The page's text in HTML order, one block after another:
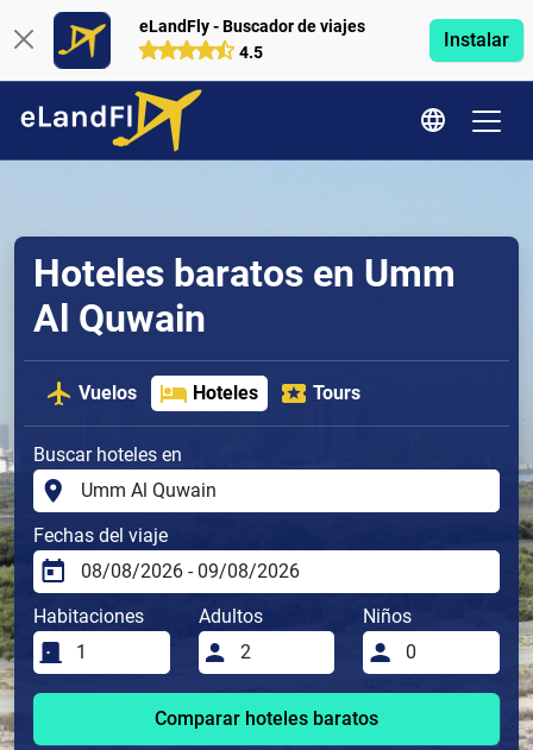
eLandFly - Buscador de viajes
4.5
Instalar
Hoteles baratos en Umm
Al Quwain
Vuelos Hoteles Tours
Buscar hoteles en
Fechas del viaje
Habitaciones Adultos Niños
Comparar hoteles baratos